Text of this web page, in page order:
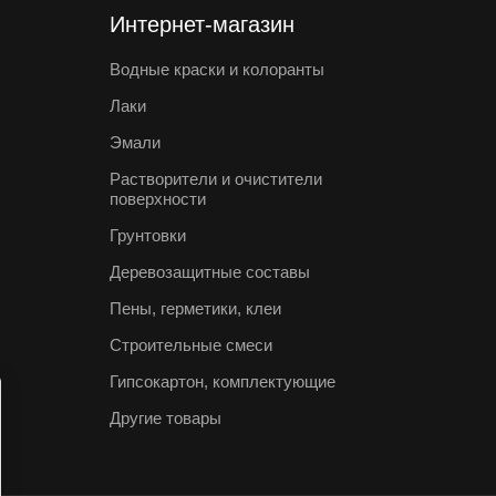
Интернет-магазин
Водные краски и колоранты
Лаки
Эмали
Растворители и очистители
поверхности
Грунтовки
Деревозащитные составы
Пены, герметики, клеи
Строительные смеси
Гипсокартон, комплектующие
Другие товары